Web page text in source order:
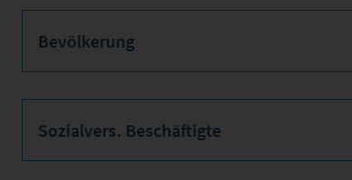
Bevölkerung
Sozialvers. Beschäftigte